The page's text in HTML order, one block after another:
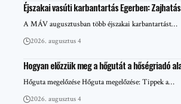
Éjszakai vasúti karbantartás Egerben:
A MÁV augusztusban több éjszakai karbantartást…
2026. augusztus 4
Hogyan előzzük meg a hőgutát a hőségriadó
Hőguta megelőzése Hőguta megelőzése: Tippek a…
2026. augusztus 4